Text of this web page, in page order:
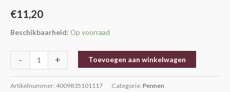
€11,20
Beschikbaarheid: Op voorraad
- + Toevoegen aan winkelwagen
Artikelnummer: 4009835101117 Categorie: Pennen